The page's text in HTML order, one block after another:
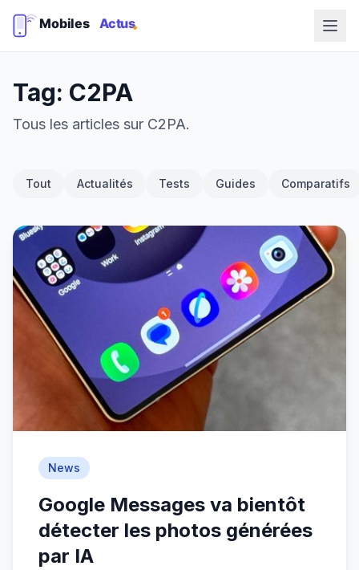
Tag: C2PA
Tous les articles sur C2PA.
Tout Actualités Tests Guides Comparatifs
News
Google Messages va bientôt
détecter les photos générées
par IA